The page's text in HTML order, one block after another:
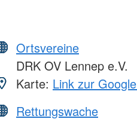
Ortsvereine
DRK OV Lennep e.V.
Karte: Link zur
Rettungswache